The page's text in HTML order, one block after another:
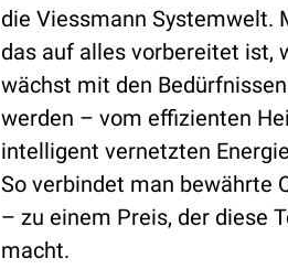
die Viessmann Systemwelt.
das auf alles vorbereitet ist,
wächst mit den
werden – vom effizienten
intelligent vernetzten
So verbindet man bewährte
– zu einem Preis, der diese
macht.